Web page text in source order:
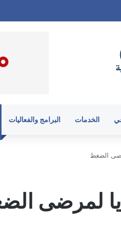
الخدمات البرامج والفعاليات
الضغط
لمرضى